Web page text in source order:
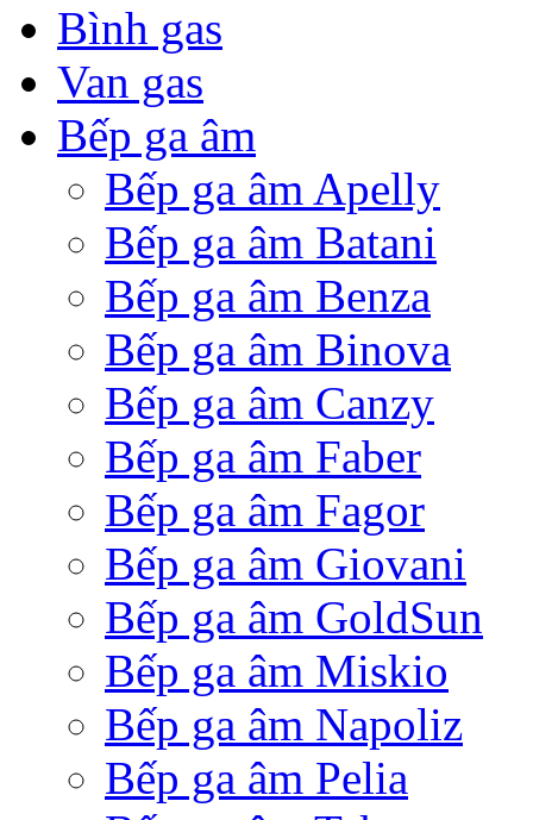
Bình gas
Van gas
Bếp ga âm
Bếp ga âm Apelly
Bếp ga âm Batani
Bếp ga âm Benza
Bếp ga âm Binova
Bếp ga âm Canzy
Bếp ga âm Faber
Bếp ga âm Fagor
Bếp ga âm Giovani
Bếp ga âm GoldSun
Bếp ga âm Miskio
Bếp ga âm Napoliz
Bếp ga âm Pelia